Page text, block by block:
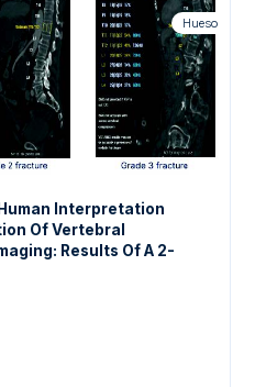
Hueso
Interpretation
Of Vertebral
Results Of A 2-